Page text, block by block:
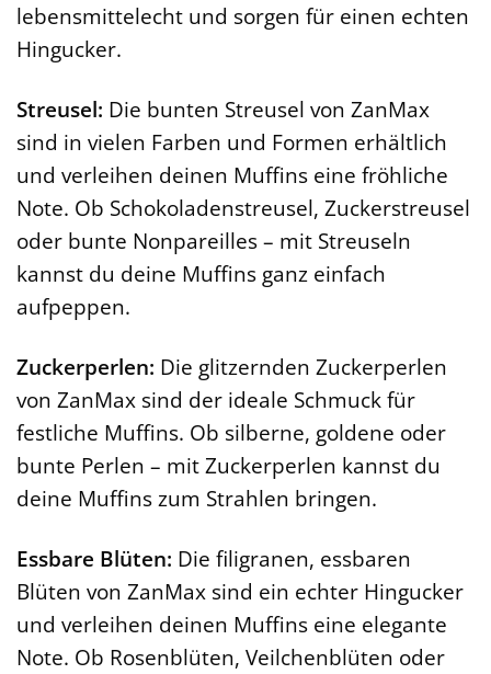
lebensmittelecht und sorgen für einen echten
Hingucker.
Streusel: Die bunten Streusel von ZanMax
sind in vielen Farben und Formen erhältlich
und verleihen deinen Muffins eine fröhliche
Note. Ob Schokoladenstreusel, Zuckerstreusel
oder bunte Nonpareilles – mit Streuseln
kannst du deine Muffins ganz einfach
aufpeppen.
Zuckerperlen: Die glitzernden Zuckerperlen
von ZanMax sind der ideale Schmuck für
festliche Muffins. Ob silberne, goldene oder
bunte Perlen – mit Zuckerperlen kannst du
deine Muffins zum Strahlen bringen.
Essbare Blüten: Die filigranen, essbaren
Blüten von ZanMax sind ein echter Hingucker
und verleihen deinen Muffins eine elegante
Note. Ob Rosenblüten, Veilchenblüten oder